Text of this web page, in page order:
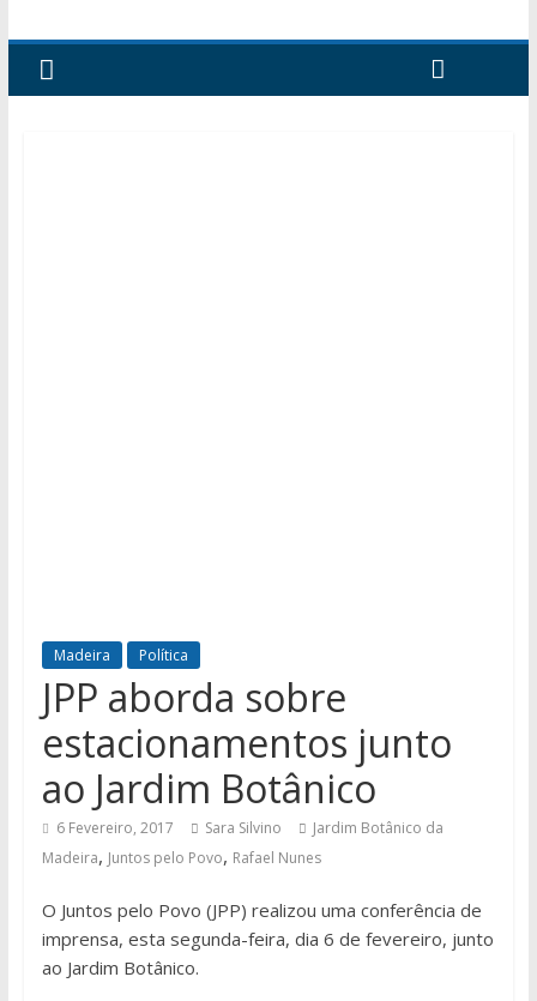
Madeira Política
JPP aborda sobre
estacionamentos junto
ao Jardim Botânico
6 Fevereiro, 2017 Sara Silvino
Jardim Botânico da
Madeira, Juntos pelo Povo, Rafael Nunes
O Juntos pelo Povo (JPP) realizou uma conferência de
imprensa, esta segunda-feira, dia 6 de fevereiro, junto
ao Jardim Botânico.